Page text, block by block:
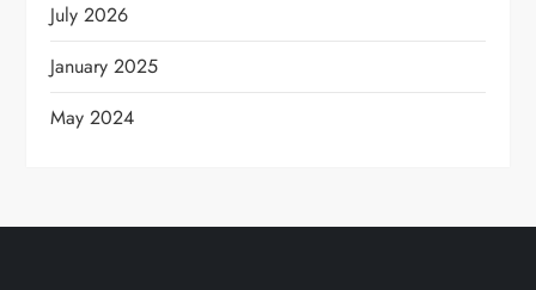
July 2026
January 2025
May 2024